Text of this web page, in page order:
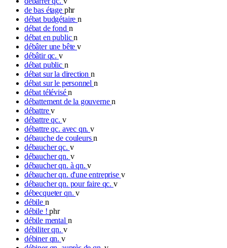
de bas étage phr
débat budgétairen
débat de fond n
débat en publicn
débâter une bêtev
débâtir qc. v
débat public n
débat sur la direction n
débat sur le personnel n
débat télévisén
débattement de la gouvernen
débattrev
débattre qc. v
débattre qc. avec qn.v
débauche de couleursn
débaucher qc. v
débaucher qn. v
débaucher qn. à qn.v
débaucher qn. d'une entreprise v
débaucher qn. pour faire qc. v
débecqueter qn.v
débile n
débile !phr
débile mental n
débiliter qn. v
débiner qn. v